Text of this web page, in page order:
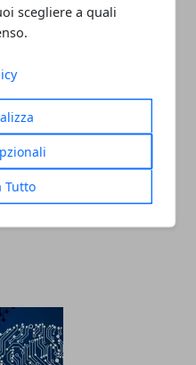
scegliere a quali
Tutto
sociale: un